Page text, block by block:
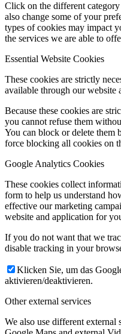
Click on the different
also change some of your
types of cookies may impact
the services we are able to
Essential Website Cookies
These cookies are strictly
available through our website
Because these cookies are
you cannot refuse them
You can block or delete them
force blocking all cookies on
Google Analytics Cookies
These cookies collect
form to help us understand
effective our marketing
website and application for
If you do not want that we
disable tracking in your
Klicken Sie, um das
aktivieren/deaktivieren.
Other external services
We also use different